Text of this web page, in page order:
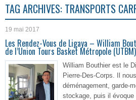
TAG ARCHIVES: TRANSPORTS
19 mai 2017
Les Rendez-Vous de Ligaya – William
de l’Union Tours Basket Métropole (UTBM)
William Bouthier est le
Pierre-Des-Corps. Il
déménagement, garde-
stockage, puis il évoque